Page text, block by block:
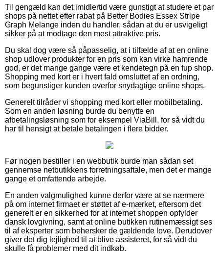
Til gengæld kan det imidlertid være gunstigt at studere et par
shops på nettet efter rabat på Better Bodies Essex Stripe
Graph Melange inden du handler, sådan at du er usvigeligt
sikker på at modtage den mest attraktive pris.
Du skal dog være så påpasselig, at i tilfælde af at en online
shop udlover produkter for en pris som kan virke hamrende
god, er det mange gange være et kendetegn på en fup shop.
Shopping med kort er i hvert fald omsluttet af en ordning,
som begunstiger kunden overfor snydagtige online shops.
Generelt tilråder vi shopping med kort eller mobilbetaling.
Som en anden løsning burde du benytte en
afbetalingsløsning som for eksempel ViaBill, for så vidt du
har til hensigt at betale betalingen i flere bidder.
Før nogen bestiller i en webbutik burde man sådan set
gennemse netbutikkens forretningsaftale, men det er mange
gange et omfattende arbejde.
En anden valgmulighed kunne derfor være at se nærmere
på om internet firmaet er støttet af e-mærket, eftersom det
generelt er en sikkerhed for at internet shoppen opfylder
dansk lovgivning, samt at online butikken rutinemæssigt ses
til af eksperter som behersker de gældende love. Derudover
giver det dig lejlighed til at blive assisteret, for så vidt du
skulle få problemer med dit indkøb.